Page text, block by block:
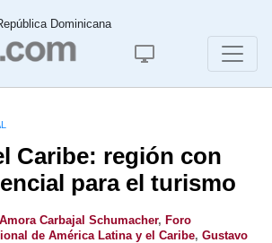
Dominicana
Caribe: región con
para el turismo
Amora Carbajal Schumacher, Foro
de América Latina y el Caribe, Gustavo